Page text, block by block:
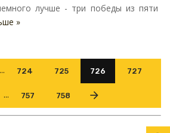
лучше - три победы из пяти
»
... 724 725 726 727
... 757 758